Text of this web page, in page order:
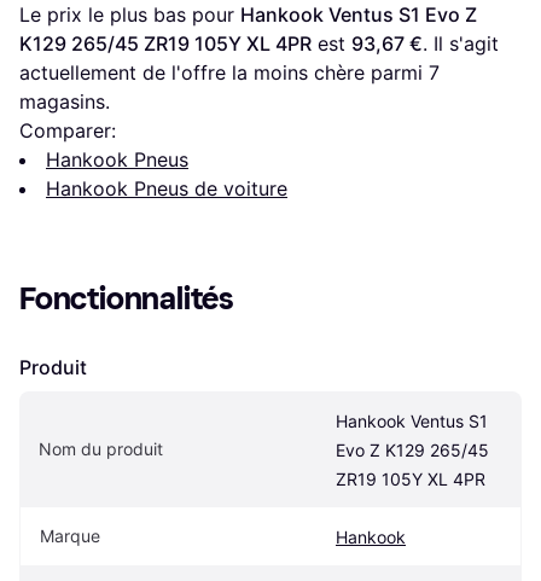
Le prix le plus bas pour Hankook Ventus S1 Evo Z
K129 265/45 ZR19 105Y XL 4PR est 93,67 €. Il s'agit
actuellement de l'offre la moins chère parmi 7
magasins.
Comparer:
Hankook Pneus
Hankook Pneus de voiture
Fonctionnalités
Produit
Nom du produit
Hankook Ventus S1
Evo Z K129 265/45
ZR19 105Y XL 4PR
Marque Hankook